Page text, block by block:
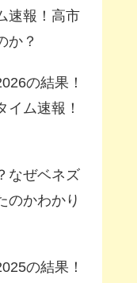
速報！高市
か？
の結果！
イム速報！
なぜベネズ
のかわかり
の結果！